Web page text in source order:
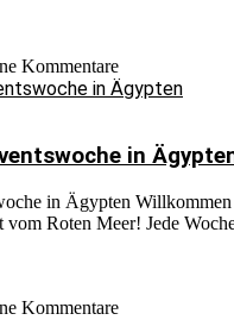
Kommentare
in
in Ägypten Willkommen
vom Roten Meer! Jede
Kommentare